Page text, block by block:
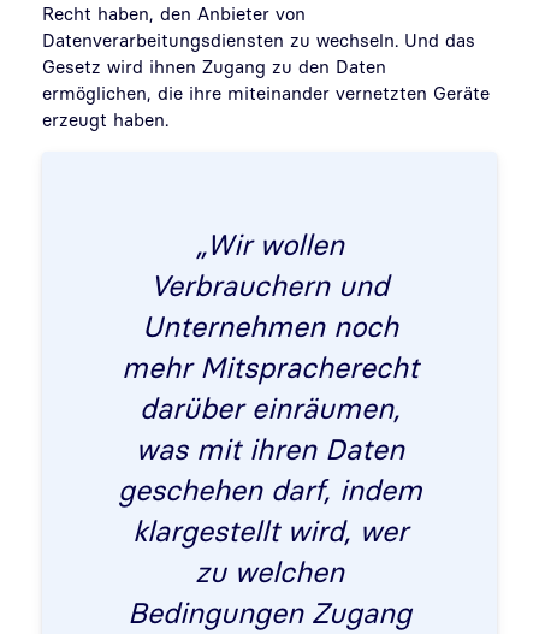
Recht haben, den Anbieter von
Datenverarbeitungsdiensten zu wechseln. Und das
Gesetz wird ihnen Zugang zu den Daten
ermöglichen, die ihre miteinander vernetzten Geräte
erzeugt haben.
„Wir wollen
Verbrauchern und
Unternehmen noch
mehr Mitspracherecht
darüber einräumen,
was mit ihren Daten
geschehen darf, indem
klargestellt wird, wer
zu welchen
Bedingungen Zugang